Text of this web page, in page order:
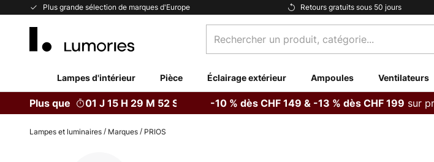
Plus grande sélection de marques d'Europe Retours gratuits sous 50 jours
Allez
un
catégorie...
Lampes d'intérieur Pièce Éclairage extérieur Ampoules Ventilateurs
Plus que 01 J 15 H 29 M 51 S -10 % dès CHF 149 & -13 % dès CHF 199 sur
Lampes et luminaires Marques PRIOS